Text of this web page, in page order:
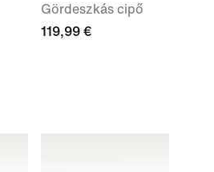
Gördeszkás cipő
119,99 €